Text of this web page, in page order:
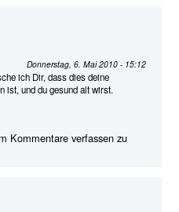
Donnerstag, 6. Mai 2010 - 15:12
ich Dir, dass dies deine
ist, und du gesund alt wirst.
Kommentare verfassen zu